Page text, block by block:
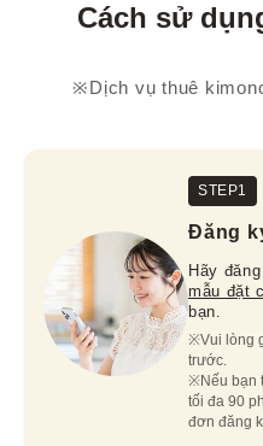
Cách sử
※Dịch vụ thuê
STEP1
Đăng
Hãy
mẫu đặt
bạn.
※Vui lòng
trước.
※Nếu bạn
tối đa 90
đơn đăng